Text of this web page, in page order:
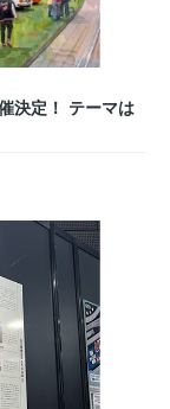
決定！ テーマは